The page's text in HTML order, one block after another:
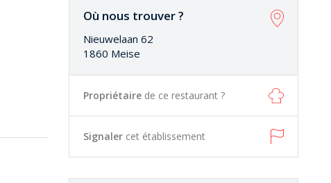
Où nous trouver ?
Nieuwelaan 62
1860 Meise
Propriétaire de ce restaurant ?
Signaler cet établissement